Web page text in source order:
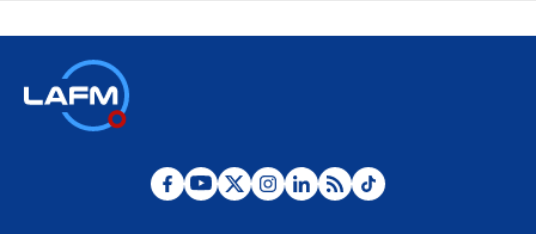
Desde dermatitis hasta infecciones: